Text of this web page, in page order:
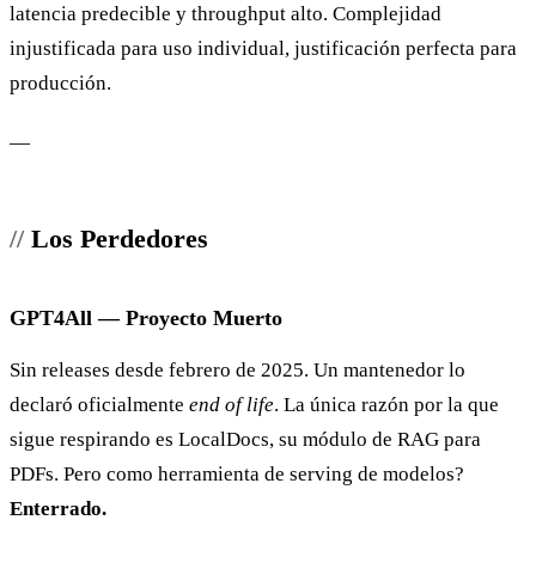
latencia predecible y throughput alto. Complejidad
injustificada para uso individual, justificación perfecta para
producción.
—
Los Perdedores
GPT4All — Proyecto Muerto
Sin releases desde febrero de 2025. Un mantenedor lo
declaró oficialmente end of life. La única razón por la que
sigue respirando es LocalDocs, su módulo de RAG para
PDFs. Pero como herramienta de serving de modelos?
Enterrado.